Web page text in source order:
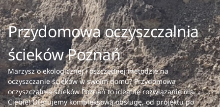
Przydomowa oczyszczalnia
ścieków Poznań
Marzysz o ekologicznej i oszczędnej metodzie na
oczyszczanie ścieków w swoim domu? Przydomowa
oczyszczalnia ścieków Poznań to idealne rozwiązanie dla
Ciebie! Oferujemy kompleksową obsługę, od projektu po